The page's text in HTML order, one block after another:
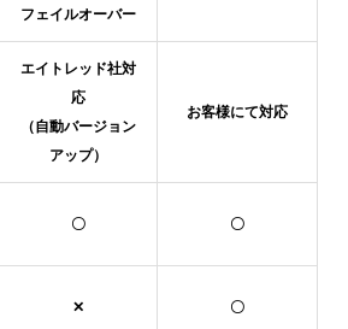
フェイルオーバー
エイトレッド社対
応
（自動バージョン
アップ）
お客様にて対応
〇 〇
✕ 〇